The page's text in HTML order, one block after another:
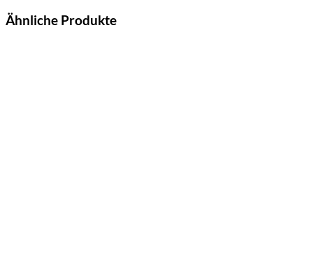
Ähnliche Produkte